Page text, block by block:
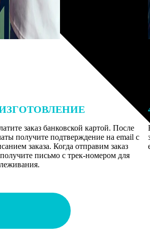
ИЗГОТОВЛЕНИЕ
заказ банковской картой. После
получите подтверждение на email с
заказа. Когда отправим заказ
письмо с трек-номером для